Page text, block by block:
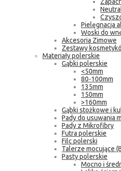
Pielęgnacja
Woski do
Akcesoria Zimowe
Zestawy
Materiały polerskie
Gąbki polerskie
<50mm
80-100mm
135mm
150mm
>160mm
Gąbki stożkowe i
Pady do usuwania
Pady z Mikrofibry
Futra polerskie
Filc polerski
Talerze mocujące
Pasty polerskie
Mocno i